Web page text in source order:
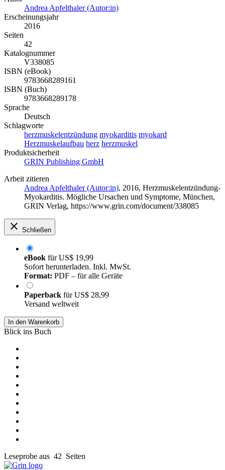
Andrea Apfelthaler (Autor:in)
Erscheinungsjahr
2016
Seiten
42
Katalognummer
V338085
ISBN (eBook)
9783668289161
ISBN (Buch)
9783668289178
Sprache
Deutsch
Schlagworte
herzmuskelentzündung myokarditis myokard
Herzmuskelaufbau herz herzmuskel
Produktsicherheit
GRIN Publishing GmbH
Arbeit zitieren
Andrea Apfelthaler (Autor:in), 2016, Herzmuskelentzündung-
Myokarditis. Mögliche Ursachen und Symptome, München,
GRIN Verlag, https://www.grin.com/document/338085
Schließen
eBook fürUS$ 19,99
Sofort herunterladen. Inkl. MwSt.
Format: PDF – für alle Geräte
Paperback fürUS$ 28,99
Versand weltweit
In den Warenkorb
Blick ins Buch
Leseprobe aus 42 Seiten